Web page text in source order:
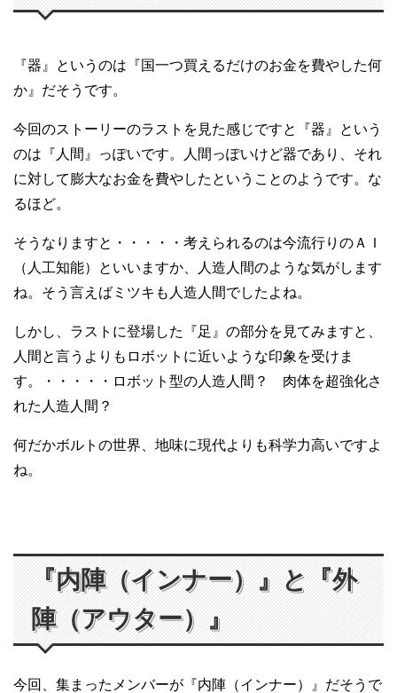
『器』というのは『国一つ買えるだけのお金を費やした何
か』だそうです。
今回のストーリーのラストを見た感じですと『器』という
のは『人間』っぽいです。人間っぽいけど器であり、それ
に対して膨大なお金を費やしたということのようです。な
るほど。
そうなりますと・・・・・考えられるのは今流行りのＡＩ
（人工知能）といいますか、人造人間のような気がします
ね。そう言えばミツキも人造人間でしたよね。
しかし、ラストに登場した『足』の部分を見てみますと、
人間と言うよりもロボットに近いような印象を受けま
す。・・・・・ロボット型の人造人間？ 肉体を超強化さ
れた人造人間？
何だかボルトの世界、地味に現代よりも科学力高いですよ
ね。
『内陣（インナー）』と『外
陣（アウター）』
今回、集まったメンバーが『内陣（インナー）』だそうで